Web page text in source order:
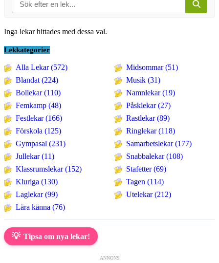
Inga lekar hittades med dessa val.
Lekkategorier
Alla Lekar (572)
Blandat (224)
Bollekar (110)
Femkamp (48)
Festlekar (166)
Förskola (125)
Gympasal (231)
Jullekar (11)
Klassrumslekar (152)
Kluriga (130)
Laglekar (99)
Lära känna (76)
Midsommar (51)
Musik (31)
Namnlekar (19)
Påsklekar (27)
Rastlekar (89)
Ringlekar (118)
Samarbetslekar (177)
Snabbalekar (108)
Stafetter (69)
Tagen (114)
Utelekar (212)
💡 Tipsa om nya lekar!
ANNONS